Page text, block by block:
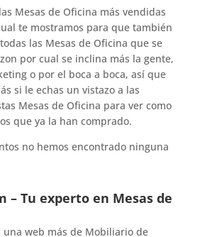
Mesas de Oficina más vendidas
te mostramos para que también
las Mesas de Oficina que se
por cual se inclina más la gente,
o por el boca a boca, así que
si le echas un vistazo a las
Mesas de Oficina para ver como
que ya la han comprado.
no hemos encontrado ninguna
– Tu experto en Mesas de
una web más de Mobiliario de